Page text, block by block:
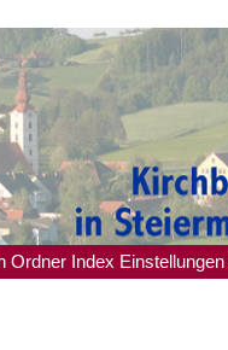
Ordner Index Einstellungen